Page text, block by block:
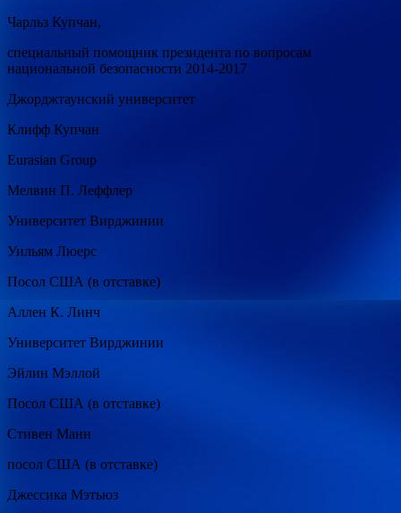
Чарльз Купчан,
специальный помощник президента по вопросам
национальной безопасности 2014-2017
Джорджтаунский университет
Клифф Купчан
Eurasian Group
Мелвин П. Леффлер
Университет Вирджинии
Уильям Люерс
Посол США (в отставке)
Аллен К. Линч
Университет Вирджинии
Эйлин Мэллой
Посол США (в отставке)
Стивен Манн
посол США (в отставке)
Джессика Мэтьюз